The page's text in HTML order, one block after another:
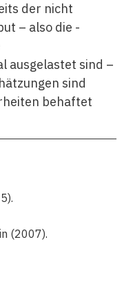
der nicht
– also die
ausgelastet sind –
sind
behaftet
(2007).